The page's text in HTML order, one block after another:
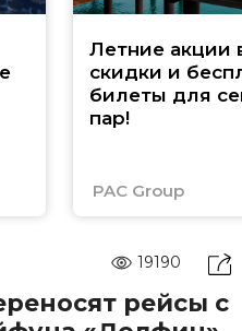
Летние акции
скидки и
билеты для
пар!
PAC Group
19190
рейсы с